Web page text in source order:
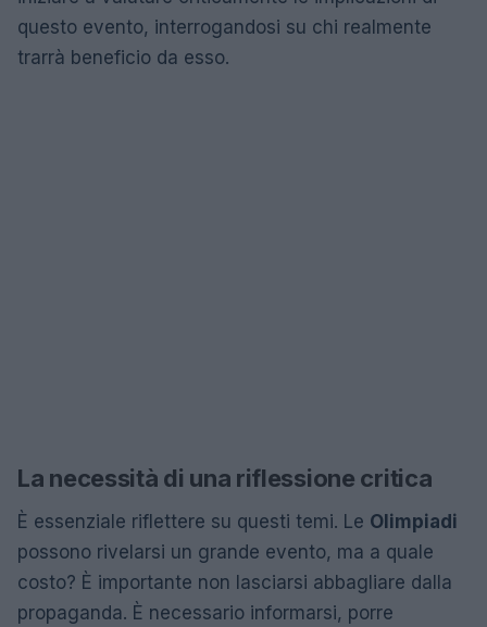
questo evento, interrogandosi su chi realmente
trarrà beneficio da esso.
La necessità di una riflessione critica
È essenziale riflettere su questi temi. Le Olimpiadi
possono rivelarsi un grande evento, ma a quale
costo? È importante non lasciarsi abbagliare dalla
propaganda. È necessario informarsi, porre